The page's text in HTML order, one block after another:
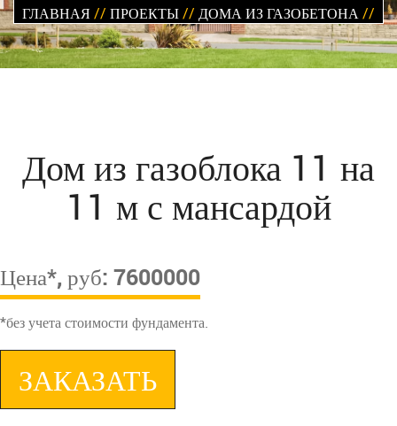
ГЛАВНАЯ// ПРОЕКТЫ// ДОМА ИЗ ГАЗОБЕТОНА//
Дом из газоблока 11 на
11 м с мансардой
Цена*, руб: 7600000
*без учета стоимости фундамента.
ЗАКАЗАТЬ